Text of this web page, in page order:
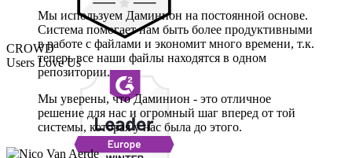
CROWD
Users Love Us
Мы используем Даминион на постоянной основе.
Система помогает нам быть более продуктивными
в работе с файлами и экономит много времени, т.к.
теперь все наши файлы находятся в одном
репозитории.
Мы уверены, что Даминион - это отличное
решение для нас и огромный шаг вперед от той
системы, которая у нас была до этого.